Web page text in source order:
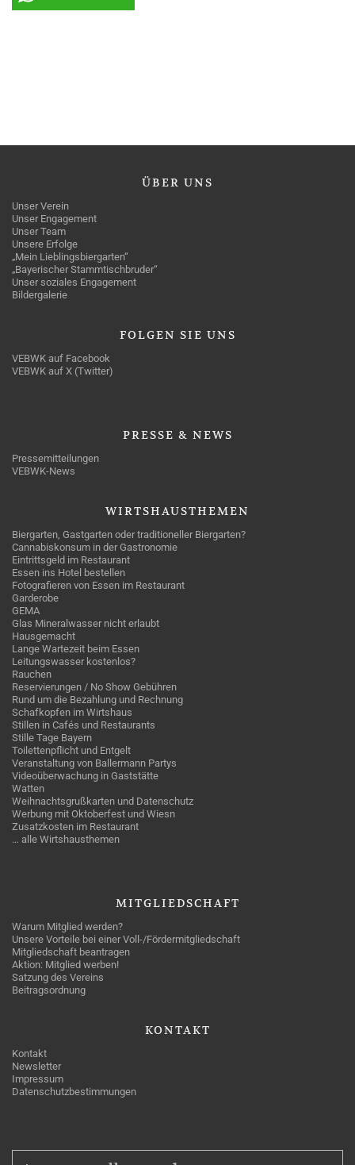
ÜBER UNS
Unser Verein
Unser Engagement
Unser Team
Unsere Erfolge
„Mein Lieblingsbiergarten“
„Bayerischer Stammtischbruder“
Unser soziales Engagement
Bildergalerie
FOLGEN SIE UNS
VEBWK auf Facebook
VEBWK auf X (Twitter)
PRESSE & NEWS
Pressemitteilungen
VEBWK-News
WIRTSHAUSTHEMEN
Biergarten, Gastgarten oder traditioneller Biergarten?
Cannabiskonsum in der Gastronomie
Eintrittsgeld im Restaurant
Essen ins Hotel bestellen
Fotografieren von Essen im Restaurant
Garderobe
GEMA
Glas Mineralwasser nicht erlaubt
Hausgemacht
Lange Wartezeit beim Essen
Leitungswasser kostenlos?
Rauchen
Reservierungen / No Show Gebühren
Rund um die Bezahlung und Rechnung
Schafkopfen im Wirtshaus
Stillen in Cafés und Restaurants
Stille Tage Bayern
Toilettenpflicht und Entgelt
Veranstaltung von Ballermann Partys
Videoüberwachung in Gaststätte
Watten
Weihnachtsgrußkarten und Datenschutz
Werbung mit Oktoberfest und Wiesn
Zusatzkosten im Restaurant
… alle Wirtshausthemen
MITGLIEDSCHAFT
Warum Mitglied werden?
Unsere Vorteile bei einer Voll-/Fördermitgliedschaft
Mitgliedschaft beantragen
Aktion: Mitglied werben!
Satzung des Vereins
Beitragsordnung
KONTAKT
Kontakt
Newsletter
Impressum
Datenschutzbestimmungen